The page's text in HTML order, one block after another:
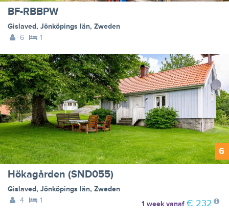
BF-RBBPW
Gislaved, Jönköpings län, Zweden
6
1
6
Hökagården (SND055)
Gislaved, Jönköpings län, Zweden
4
1 1 weekvanaf € 232